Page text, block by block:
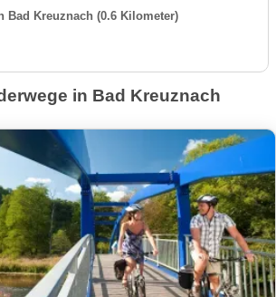
Bad Kreuznach (0.6 Kilometer)
in Bad Kreuznach